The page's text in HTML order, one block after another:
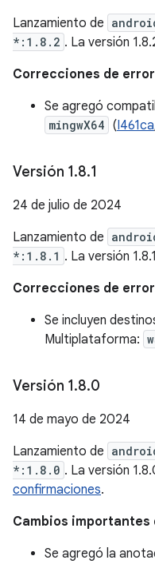
Lanzamiento de
*:1.8.2 . La versión
Correcciones de
Se agregó
mingwX64 (I461ca
Versión 1.8.1
24 de julio de 2024
Lanzamiento de
*:1.8.1 . La versión
Correcciones de
Se incluyen
Multiplataforma:
Versión 1.8.0
14 de mayo de 2024
Lanzamiento de
*:1.8.0 . La versión
confirmaciones.
Cambios importantes
Se agregó la